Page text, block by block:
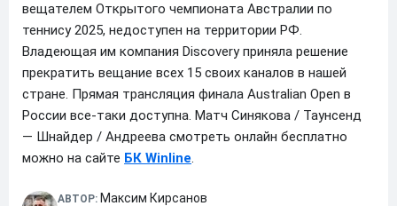
вещателем Открытого чемпионата Австралии по
теннису 2025, недоступен на территории РФ.
Владеющая им компания Discovery приняла решение
прекратить вещание всех 15 своих каналов в нашей
стране. Прямая трансляция финала Australian Open в
России все-таки доступна. Матч Синякова / Таунсенд
— Шнайдер / Андреева смотреть онлайн бесплатно
можно на сайте БК Winline.
АВТОР: Максим Кирсанов